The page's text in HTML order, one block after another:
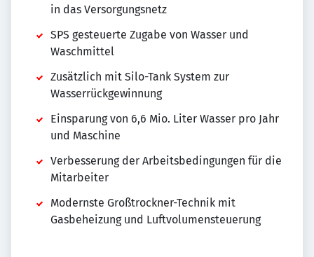
in das Versorgungsnetz
SPS gesteuerte Zugabe von Wasser und
Waschmittel
Zusätzlich mit Silo-Tank System zur
Wasserrückgewinnung
Einsparung von 6,6 Mio. Liter Wasser pro Jahr
und Maschine
Verbesserung der Arbeitsbedingungen für die
Mitarbeiter
Modernste Großtrockner-Technik mit
Gasbeheizung und Luftvolumensteuerung